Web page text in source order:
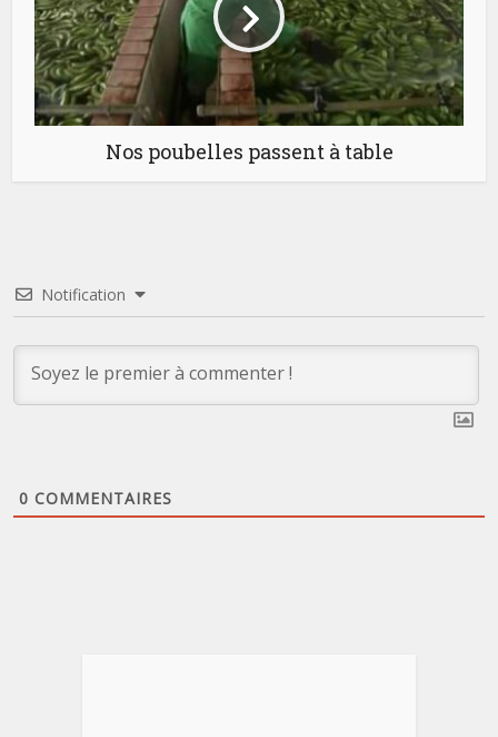
Nos poubelles passent à table
Notification
0 COMMENTAIRES